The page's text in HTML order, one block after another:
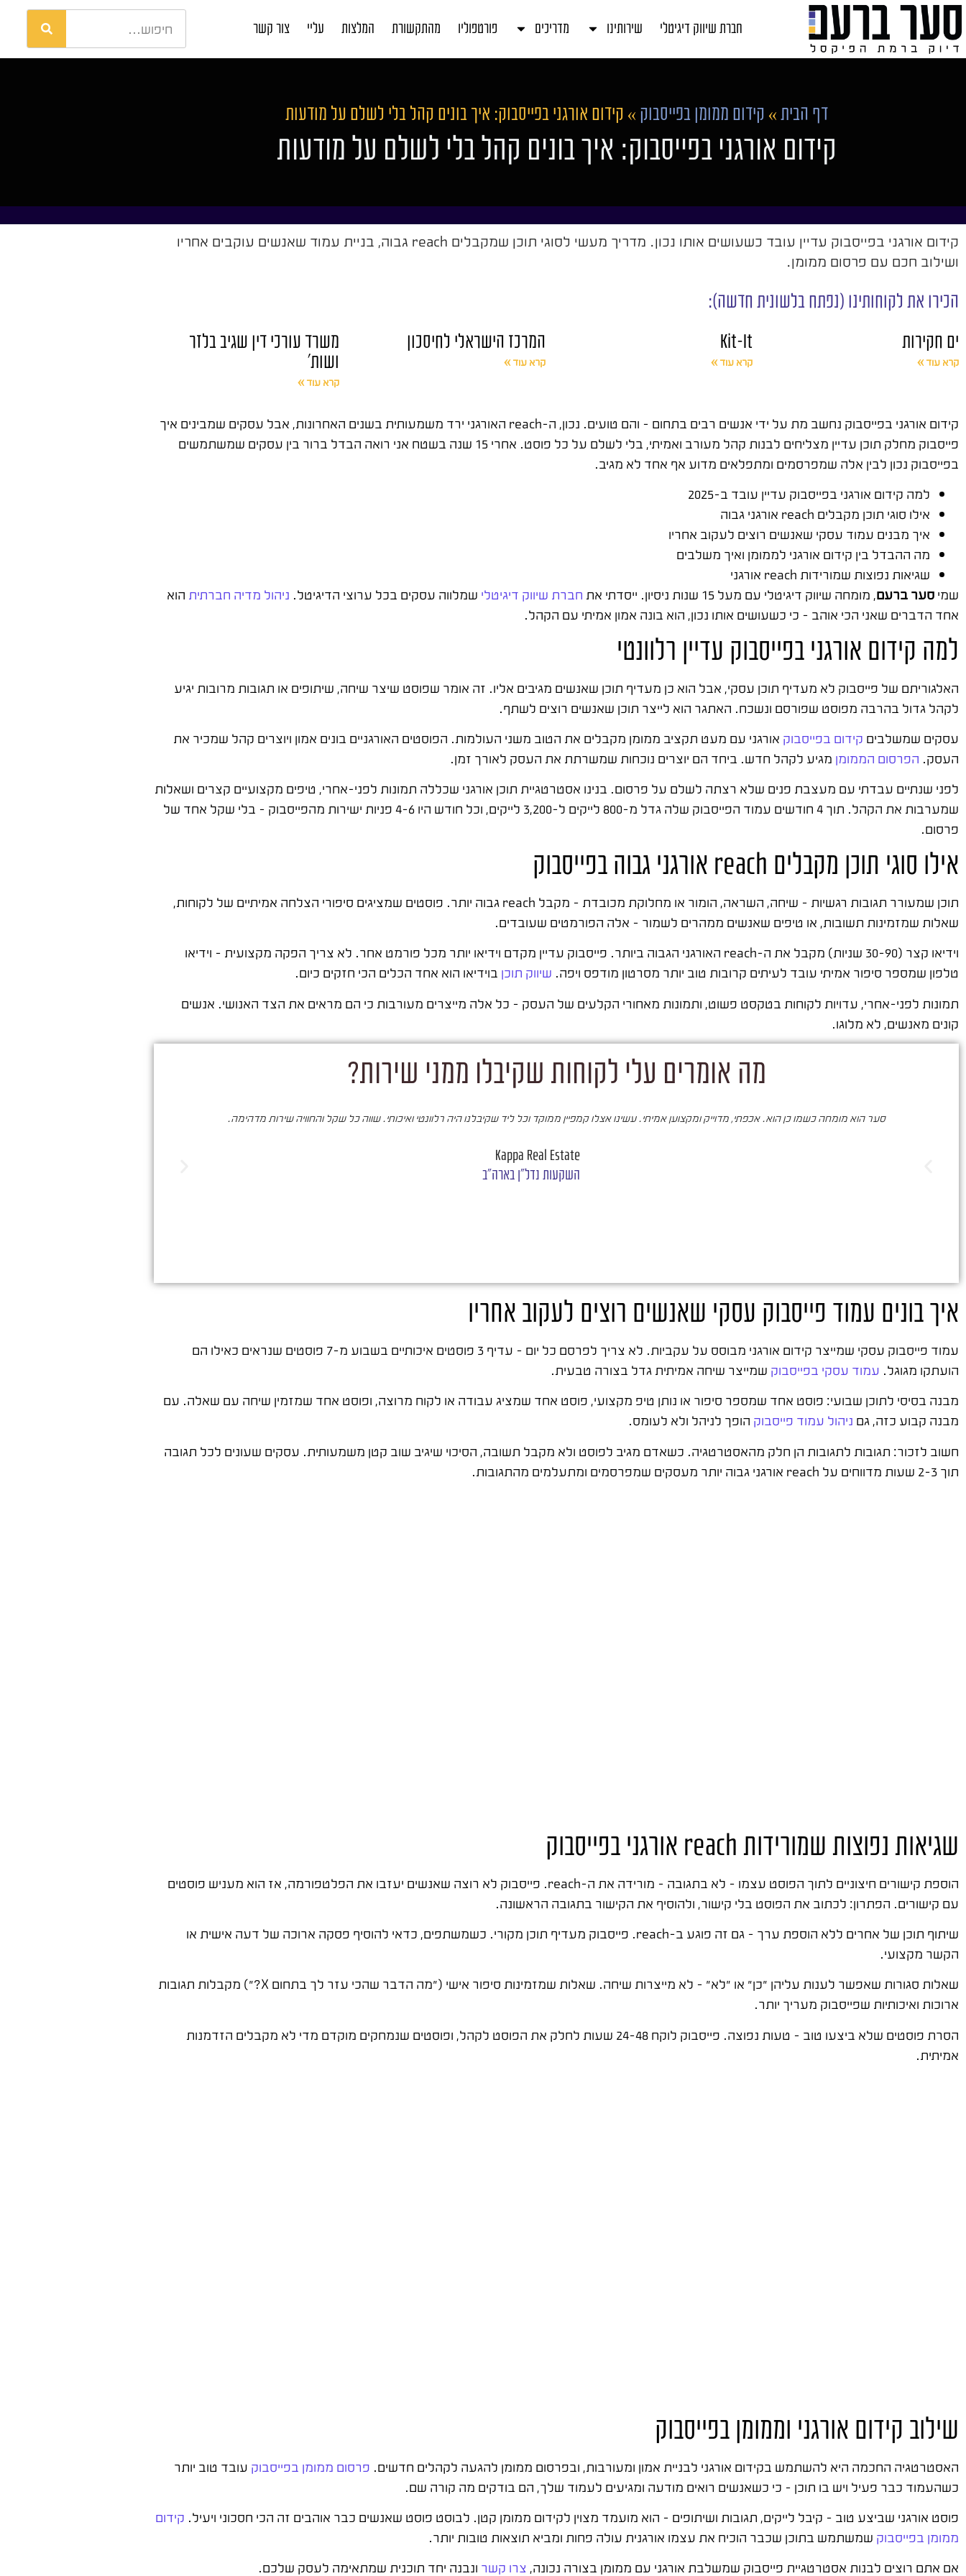
חברת שיווק דיגיטלי שירותינו מדריכים פורטפוליו מהתקשורת המלצות עליי צור קשר
דף הבית » קידום ממומן בפייסבוק » קידום אורגני בפייסבוק: איך בונים קהל בלי לשלם על מודעות
קידום אורגני בפייסבוק: איך בונים קהל בלי לשלם על מודעות
קידום אורגני בפייסבוק עדיין עובד כשעושים אותו נכון. מדריך מעשי לסוגי תוכן שמקבלים reach גבוה, בניית עמוד שאנשים עוקבים אחריו
ושילוב חכם עם פרסום ממומן.
הכירו את לקוחותינו (נפתח בלשונית חדשה):
ים חקירות
קרא עוד »
Kit-It
קרא עוד »
המרכז הישראלי לחיסכון
קרא עוד »
משרד עורכי דין שגיב בלזר
ושות'
קרא עוד »
קידום אורגני בפייסבוק נחשב מת על ידי אנשים רבים בתחום – והם טועים. נכון, ה-reach האורגני ירד משמעותית בשנים האחרונות, אבל עסקים שמבינים איך
פייסבוק מחלק תוכן עדיין מצליחים לבנות קהל מעורב ואמיתי, בלי לשלם על כל פוסט. אחרי 15 שנה בשטח אני רואה הבדל ברור בין עסקים שמשתמשים
בפייסבוק נכון לבין אלה שמפרסמים ומתפלאים מדוע אף אחד לא מגיב.
למה קידום אורגני בפייסבוק עדיין עובד ב-2025
אילו סוגי תוכן מקבלים reach אורגני גבוה
איך מבנים עמוד עסקי שאנשים רוצים לעקוב אחריו
מה ההבדל בין קידום אורגני לממומן ואיך משלבים
שגיאות נפוצות שמורידות reach אורגני
שמיסער ברעם, מומחה שיווק דיגיטלי עם מעל 15 שנות ניסיון. ייסדתי את חברת שיווק דיגיטלי שמלווה עסקים בכל ערוצי הדיגיטל. ניהול מדיה חברתית הוא
אחד הדברים שאני הכי אוהב – כי כשעושים אותו נכון, הוא בונה אמון אמיתי עם הקהל.
למה קידום אורגני בפייסבוק עדיין רלוונטי
האלגוריתם של פייסבוק לא מעדיף תוכן עסקי, אבל הוא כן מעדיף תוכן שאנשים מגיבים אליו. זה אומר שפוסט שיצר שיחה, שיתופים או תגובות מרובות יגיע
לקהל גדול בהרבה מפוסט שפורסם ונשכח. האתגר הוא לייצר תוכן שאנשים רוצים לשתף.
עסקים שמשלבים קידום בפייסבוק אורגני עם מעט תקציב ממומן מקבלים את הטוב משני העולמות. הפוסטים האורגניים בונים אמון ויוצרים קהל שמכיר את
העסק. הפרסום הממומן מגיע לקהל חדש. ביחד הם יוצרים נוכחות שמשרתת את העסק לאורך זמן.
לפני שנתיים עבדתי עם מעצבת פנים שלא רצתה לשלם על פרסום. בנינו אסטרטגיית תוכן אורגני שכללה תמונות לפני-אחרי, טיפים מקצועיים קצרים ושאלות
שמערבות את הקהל. תוך 4 חודשים עמוד הפייסבוק שלה גדל מ-800 לייקים ל-3,200 לייקים, וכל חודש היו 4-6 פניות ישירות מהפייסבוק – בלי שקל אחד של
פרסום.
אילו סוגי תוכן מקבלים reach אורגני גבוה בפייסבוק
תוכן שמעורר תגובות רגשיות – שיחה, השראה, הומור או מחלוקת מכובדת – מקבל reach גבוה יותר. פוסטים שמציגים סיפורי הצלחה אמיתיים של לקוחות,
שאלות שמזמינות תשובות, או טיפים שאנשים ממהרים לשמור – אלה הפורמטים שעובדים.
וידיאו קצר (30-90 שניות) מקבל את ה-reach האורגני הגבוה ביותר. פייסבוק עדיין מקדם וידיאו יותר מכל פורמט אחר. לא צריך הפקה מקצועית – וידיאו
טלפון שמספר סיפור אמיתי עובד לעיתים קרובות טוב יותר מסרטון מודפס ויפה. שיווק תוכן בוידיאו הוא אחד הכלים הכי חזקים כיום.
תמונות לפני-אחרי, עדויות לקוחות בטקסט פשוט, ותמונות מאחורי הקלעים של העסק – כל אלה מייצרים מעורבות כי הם מראים את הצד האנושי. אנשים
קונים מאנשים, לא מלוגו.
מה אומרים עלי לקוחות שקיבלו ממני שירות?
סער הוא מומחה כשמו כן הוא. אכפתי, מדוייק ומקצוען אמיתי. עשינו אצלו קמפיין ממוקד וכל ליד שקיבלנו היה רלוונטי ואיכותי. שווה כל שקל והחוויה שירות מדהימה.
Kappa Real Estate
השקעות נדל"ן בארה"ב
איך בונים עמוד פייסבוק עסקי שאנשים רוצים לעקוב אחריו
עמוד פייסבוק עסקי שמייצר קידום אורגני מבוסס על עקביות. לא צריך לפרסם כל יום – עדיף 3 פוסטים איכותיים בשבוע מ-7 פוסטים שנראים כאילו הם
הועתקו מגוגל. עמוד עסקי בפייסבוק שמייצר שיחה אמיתית גדל בצורה טבעית.
מבנה בסיסי לתוכן שבועי: פוסט אחד שמספר סיפור או נותן טיפ מקצועי, פוסט אחד שמציג עבודה או לקוח מרוצה, ופוסט אחד שמזמין שיחה עם שאלה. עם
מבנה קבוע כזה, גם ניהול עמוד פייסבוק הופך לניהל ולא לעומס.
חשוב לזכור: תגובות לתגובות הן חלק מהאסטרטגיה. כשאדם מגיב לפוסט ולא מקבל תשובה, הסיכוי שיגיב שוב קטן משמעותית. עסקים שעונים לכל תגובה
תוך 2-3 שעות מדווחים על reach אורגני גבוה יותר מעסקים שמפרסמים ומתעלמים מהתגובות.
שגיאות נפוצות שמורידות reach אורגני בפייסבוק
הוספת קישורים חיצוניים לתוך הפוסט עצמו – לא בתגובה – מורידה את ה-reach. פייסבוק לא רוצה שאנשים יעזבו את הפלטפורמה, אז הוא מעניש פוסטים
עם קישורים. הפתרון: לכתוב את הפוסט בלי קישור, ולהוסיף את הקישור בתגובה הראשונה.
שיתוף תוכן של אחרים ללא הוספת ערך – גם זה פוגע ב-reach. פייסבוק מעדיף תוכן מקורי. כשמשתפים, כדאי להוסיף פסקה ארוכה של דעה אישית או
הקשר מקצועי.
שאלות סגורות שאפשר לענות עליהן "כן" או "לא" – לא מייצרות שיחה. שאלות שמזמינות סיפור אישי ("מה הדבר שהכי עזר לך בתחום X?") מקבלות תגובות
ארוכות ואיכותיות שפייסבוק מעריך יותר.
הסרת פוסטים שלא ביצעו טוב – טעות נפוצה. פייסבוק לוקח 24-48 שעות לחלק את הפוסט לקהל, ופוסטים שנמחקים מוקדם מדי לא מקבלים הזדמנות
אמיתית.
שילוב קידום אורגני וממומן בפייסבוק
האסטרטגיה החכמה היא להשתמש בקידום אורגני לבניית אמון ומעורבות, ובפרסום ממומן להגעה לקהלים חדשים. פרסום ממומן בפייסבוק עובד טוב יותר
כשהעמוד כבר פעיל ויש בו תוכן – כי כשאנשים רואים מודעה ומגיעים לעמוד שלך, הם בודקים מה קורה שם.
פוסט אורגני שביצע טוב – קיבל לייקים, תגובות ושיתופים – הוא מועמד מצוין לקידום ממומן קטן. לבוסט פוסט שאנשים כבר אוהבים זה הכי חסכוני ויעיל. קידום
ממומן בפייסבוק שמשתמש בתוכן שכבר הוכיח את עצמו אורגנית עולה פחות ומביא תוצאות טובות יותר.
אם אתם רוצים לבנות אסטרטגיית פייסבוק שמשלבת אורגני עם ממומן בצורה נכונה,צרו קשר ונבנה יחד תוכנית שמתאימה לעסק שלכם.